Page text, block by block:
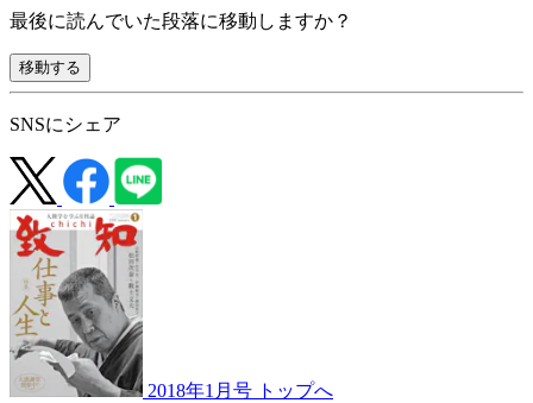
最後に読んでいた段落に移動しますか？
移動する
SNSにシェア
2018年1月号 トップへ